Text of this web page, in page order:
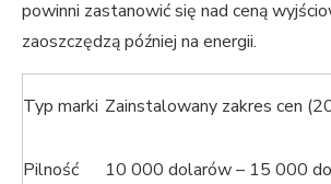
powinni zastanowić się nad ceną
zaoszczędzą później na energii.
Typ marki Zainstalowany zakres cen
Pilność 10 000 dolarów – 15 000